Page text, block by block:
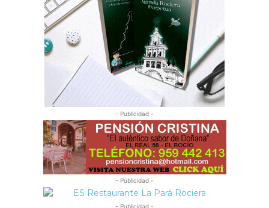
- Publicidad -
- Publicidad -
- Publicidad -